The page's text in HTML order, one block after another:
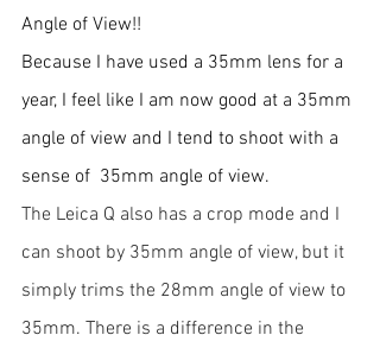
Angle of View!!
Because I have used a 35mm lens for a
year, I feel like I am now good at a 35mm
angle of view and I tend to shoot with a
sense of  35mm angle of view.
The Leica Q also has a crop mode and I
can shoot by 35mm angle of view, but it
simply trims the 28mm angle of view to
35mm. There is a difference in the